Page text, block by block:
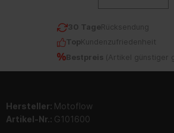
30 TageRücksendung
TopKundenzufriedenheit
Bestpreis ( Artikel günstiger
Hersteller: Motoflow
Artikel-Nr.: G101600